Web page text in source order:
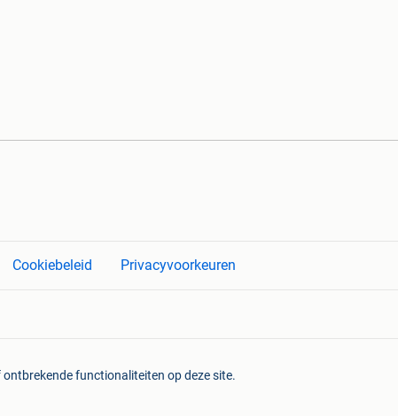
Cookiebeleid Privacyvoorkeuren
functionaliteiten op deze site.